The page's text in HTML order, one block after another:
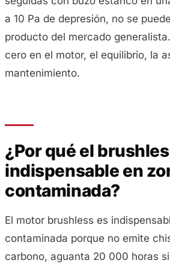
a 10 Pa de depresión, no se
producto del mercado
cero en el motor, el equilibrio, la
mantenimiento.
¿Por qué el
indispensable en
contaminada?
El motor brushless es
contaminada porque no emite
carbono, aguanta 20 000 horas